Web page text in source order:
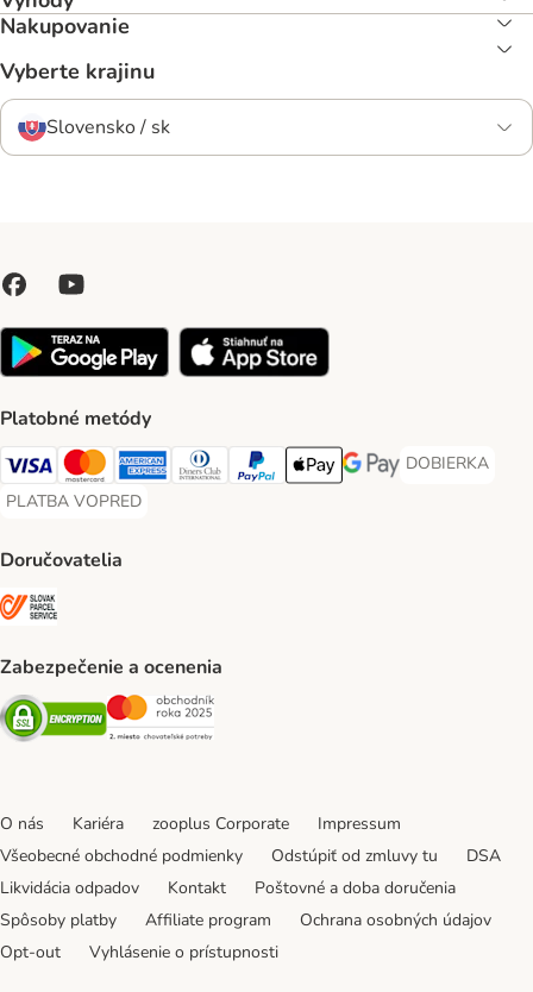
Nakupovanie
Vyberte krajinu
Slovensko / sk
Platobné metódy
Visa Payment Method
Mastercard Payment Method
American Express Payment Method
Diners Club Payment Method
PayPal Payment Method
Apple Pay Payment Method
Google Pay Payment
DOBIERKA
DOBIERKA
PLATBA VOPRED
PLATBA VOPRED Payment Method
Doručovatelia
Zabezpečenie a ocenenia
Security Security
O nás Kariéra zooplus Corporate
Impressum
Všeobecné obchodné podmienky
Odstúpiť od zmluvy tu
DSA
Likvidácia odpadov
Kontakt
Poštovné a doba doručenia
Spôsoby platby
Affiliate program
Ochrana osobných údajov
Opt-out
Vyhlásenie o prístupnosti